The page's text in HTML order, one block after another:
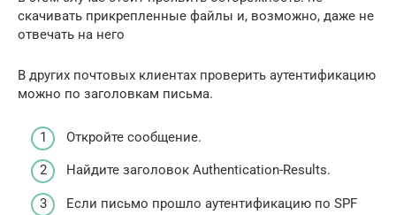
скачивать прикрепленные файлы и, возможно, даже не
отвечать на него
В других почтовых клиентах проверить аутентификацию
можно по заголовкам письма.
Откройте сообщение.
Найдите заголовок Authentication-Results.
Если письмо прошло аутентификацию по SPF